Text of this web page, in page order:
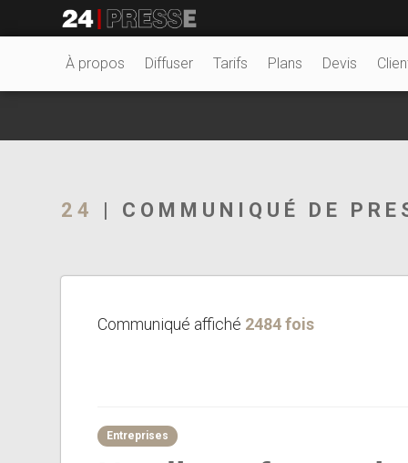
24Presse -
À propos Diffuser Tarifs Plans Devis
24 | COMMUNIQUÉ DE
Communiqué affiché 2484 fois
Entreprises